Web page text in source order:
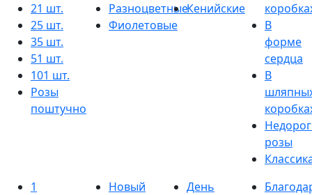
21 шт.
25 шт.
35 шт.
51 шт.
101 шт.
Розы
поштучно
Разноцветные
Фиолетовые
Кенийские
В
форме
сердца
В
розы
1
Новый
День